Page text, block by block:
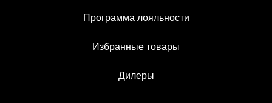
Программа лояльности
Избранные товары
Дилеры